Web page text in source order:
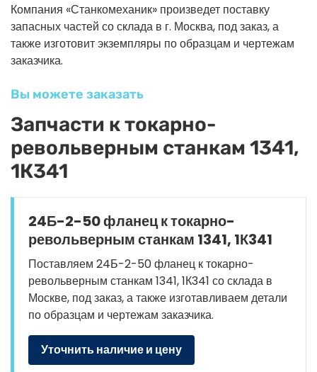
Компания «Станкомеханик» произведет поставку
запасных частей со склада в г. Москва, под заказ, а
также изготовит экземпляры по образцам и чертежам
заказчика.
Вы можете заказать
Запчасти к токарно-
револьверным станкам 1341,
1К341
24Б-2-50 фланец к токарно-
револьверным станкам 1341, 1К341
Поставляем 24Б-2-50 фланец к токарно-
револьверным станкам 1341, 1К341 со склада в
Москве, под заказ, а также изготавливаем детали
по образцам и чертежам заказчика.
Уточнить наличие и цену